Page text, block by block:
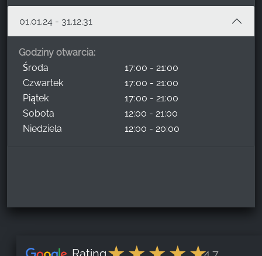
01.01.24 - 31.12.31
Godziny otwarcia:
Środa
17:00 - 21:00
Czwartek
17:00 - 21:00
Piątek
17:00 - 21:00
Sobota
12:00 - 21:00
Niedziela
12:00 - 20:00